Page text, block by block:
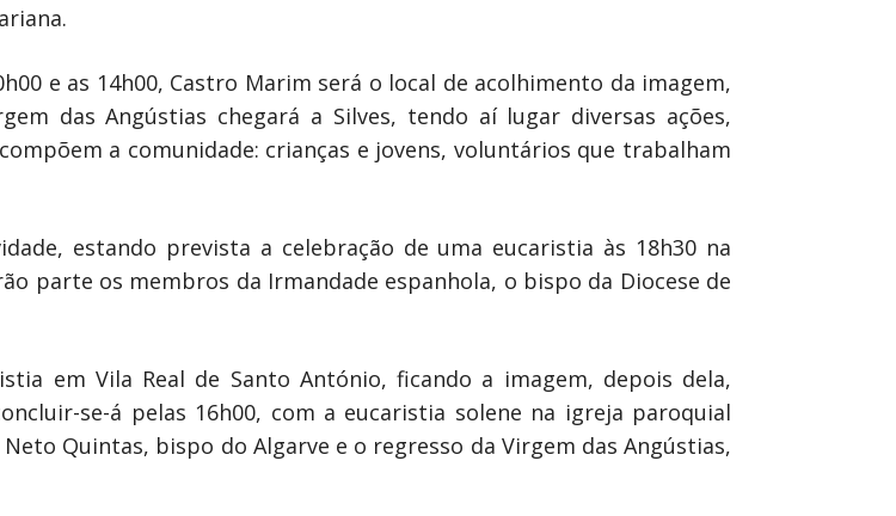
e as 14h00, Castro Marim será o local de acolhimento da imagem,
das Angústias chegará a Silves, tendo aí lugar diversas ações,
a comunidade: crianças e jovens, voluntários que trabalham
estando prevista a celebração de uma eucaristia às 18h30 na
parte os membros da Irmandade espanhola, o bispo da Diocese de
em Vila Real de Santo António, ficando a imagem, depois dela,
se-á pelas 16h00, com a eucaristia solene na igreja paroquial
Quintas, bispo do Algarve e o regresso da Virgem das Angústias,